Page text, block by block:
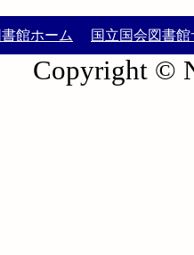
館ホーム 国立国会図書館
Copyright ©